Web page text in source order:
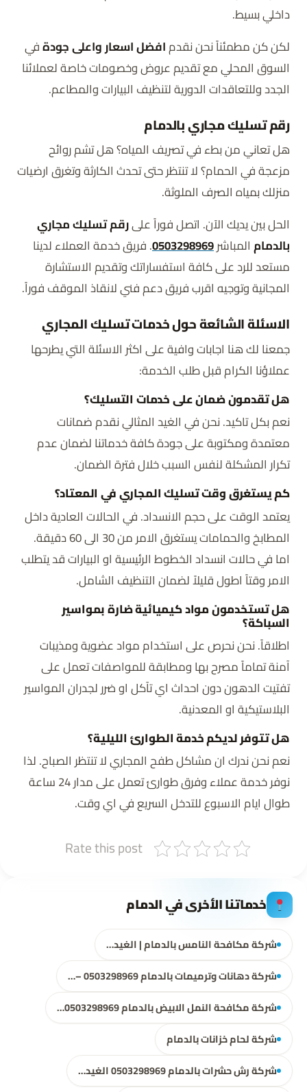
داخلي بسيط.
لكن كن مطمئناً نحن نقدمافضل اسعار واعلى جودةفي
السوق المحلي مع تقديم عروض وخصومات خاصة لعملائنا
الجدد وللتعاقدات الدورية لتنظيف البيارات والمطاعم.
رقم تسليك مجاري بالدمام
هل تعاني من بطء في تصريف المياه؟ هل تشم روائح
مزعجة في الحمام؟ لا تنتظر حتى تحدث الكارثة وتغرق ارضيات
منزلك بمياه الصرف الملوثة.
الحل بين يديك الآن. اتصل فوراً علىرقم تسليك مجاري
بالدمامالمباشر0503298969. فريق خدمة العملاء لدينا
مستعد للرد على كافة استفساراتك وتقديم الاستشارة
المجانية وتوجيه اقرب فريق دعم فني لانقاذ الموقف فوراً.
الاسئلة الشائعة حول خدمات تسليك المجاري
جمعنا لك هنا اجابات وافية على اكثر الاسئلة التي يطرحها
عملاؤنا الكرام قبل طلب الخدمة:
هل تقدمون ضمان على خدمات التسليك؟
نعم بكل تاكيد. نحن في الغيد المثالي نقدم ضمانات
معتمدة ومكتوبة على جودة كافة خدماتنا لضمان عدم
تكرار المشكلة لنفس السبب خلال فترة الضمان.
كم يستغرق وقت تسليك المجاري في المعتاد؟
يعتمد الوقت على حجم الانسداد. في الحالات العادية داخل
المطابخ والحمامات يستغرق الامر من 30 الى 60 دقيقة.
اما في حالات انسداد الخطوط الرئيسية او البيارات قد يتطلب
الامر وقتاً اطول قليلاً لضمان التنظيف الشامل.
هل تستخدمون مواد كيميائية ضارة بمواسير
السباكة؟
اطلاقاً. نحن نحرص على استخدام مواد عضوية ومذيبات
آمنة تماماً مصرح بها ومطابقة للمواصفات تعمل على
تفتيت الدهون دون احداث اي تآكل او ضرر لجدران المواسير
البلاستيكية او المعدنية.
هل تتوفر لديكم خدمة الطوارئ الليلية؟
نعم نحن ندرك ان مشاكل طفح المجاري لا تنتظر الصباح. لذا
نوفر خدمة عملاء وفرق طوارئ تعمل على مدار 24 ساعة
طوال ايام الاسبوع للتدخل السريع في اي وقت.
Rate this post
خدماتنا الأخرى في الدمام
شركة مكافحة النامس بالدمام | الغيد…
شركة دهانات وترميمات بالدمام 0503298969 –…
شركة مكافحة النمل الابيض بالدمام 0503298969…
شركة لحام خزانات بالدمام
شركة رش حشرات بالدمام 0503298969 الغيد…